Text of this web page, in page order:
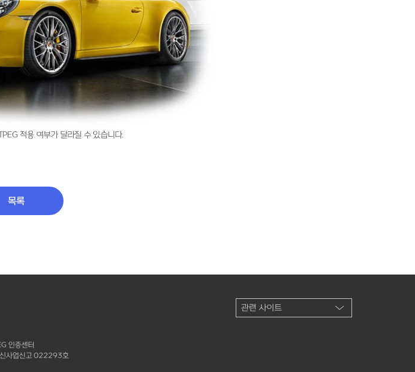
적용 여부가 달라질 수 있습니다.
목록
인증센터
사업신고 022293호